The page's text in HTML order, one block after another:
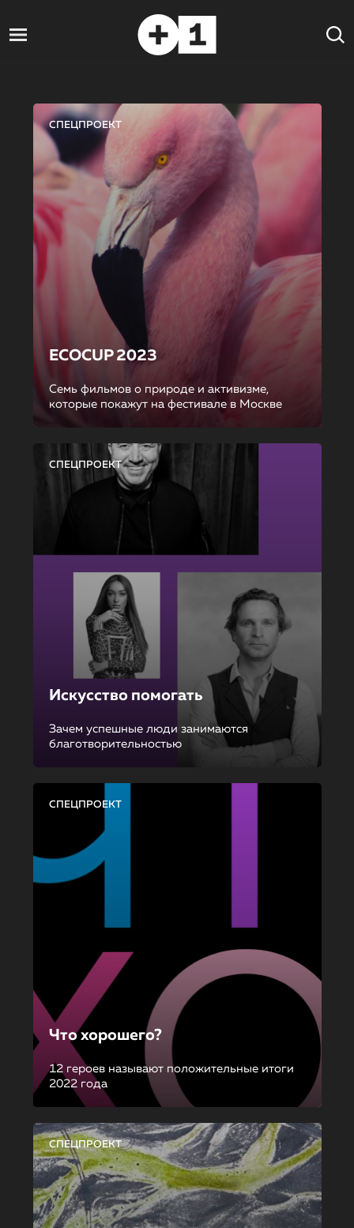
СПЕЦПРОЕКТ
ECOCUP 2023
Семь фильмов о природе и активизме,
которые покажут на фестивале в Москве
СПЕЦПРОЕКТ
Искусство помогать
Зачем успешные люди занимаются
благотворительностью
СПЕЦПРОЕКТ
Что хорошего?
12 героев называют положительные итоги
2022 года
СПЕЦПРОЕКТ